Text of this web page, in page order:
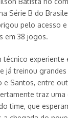
Série B do
pelo acesso
em 38 jogos.
técnico experiente
já treinou
e Santos, entre
traz uma
time, que